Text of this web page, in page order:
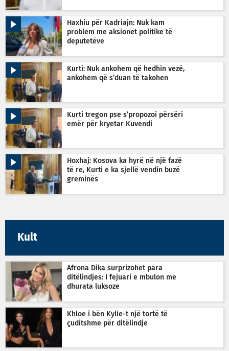
Haxhiu për Kadriajn: Nuk kam
problem me aksionet politike të
deputetëve
Kurti: Nuk ankohem që hedhin vezë,
ankohem që s’duan të takohen
Kurti tregon pse s’propozoi përsëri
emër për kryetar Kuvendi
Hoxhaj: Kosova ka hyrë në një fazë
të re, Kurti e ka sjellë vendin buzë
greminës
Kult
Afrona Dika surprizohet para
ditëlindjes: I fejuari e mbulon me
dhurata luksoze
Khloe i bën Kylie-t një tortë të
çuditshme për ditëlindje